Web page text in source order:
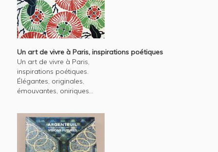
Un art de vivre à Paris, inspirations poétiques
Un art de vivre à Paris,
inspirations poétiques.
Élégantes, originales,
émouvantes, oniriques...